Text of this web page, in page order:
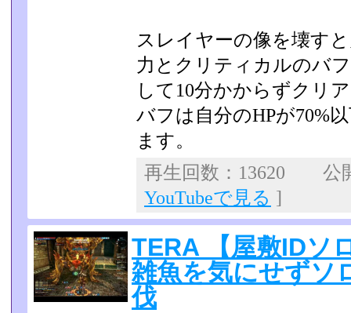
スレイヤーの像を壊す
力とクリティカルのバ
して10分かからずクリ
バフは自分のHPが70%
ます。
再生回数：13620 公
YouTubeで見る ]
TERA 【屋敷IDソ
雑魚を気にせずソ
伐